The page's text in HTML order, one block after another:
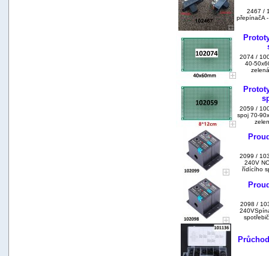
2467 /
přepínačA
2074 /
40-
2059 /
spoj 70-
2099 /
240V
řídícího
2098 /